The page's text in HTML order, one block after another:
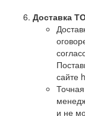
Доставка
сайте
и не